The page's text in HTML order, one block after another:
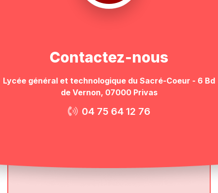
Contactez-nous
Lycée général et technologique du Sacré-Coeur - 6 Bd
de Vernon, 07000 Privas
04 75 64 12 76